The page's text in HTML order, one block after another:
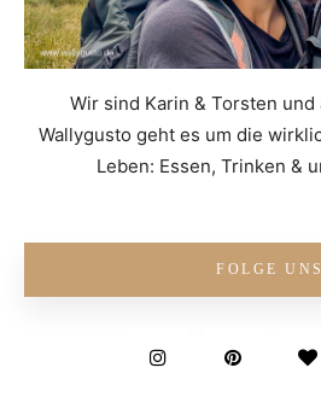
Wir sind Karin & Torsten
Wallygusto geht es um die
Leben: Essen, Trinken &
FOLGE UNS